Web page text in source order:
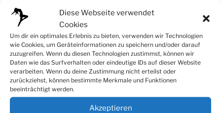
Diese Webseite verwendet
Cookies
Um dir ein optimales Erlebnis zu bieten, verwenden wir Technologien
wie Cookies, um Geräteinformationen zu speichern und/oder darauf
zuzugreifen. Wenn du diesen Technologien zustimmst, können wir
Daten wie das Surfverhalten oder eindeutige IDs auf dieser Website
verarbeiten. Wenn du deine Zustimmung nicht erteilst oder
zurückziehst, können bestimmte Merkmale und Funktionen
beeinträchtigt werden.
Akzeptieren
Name*